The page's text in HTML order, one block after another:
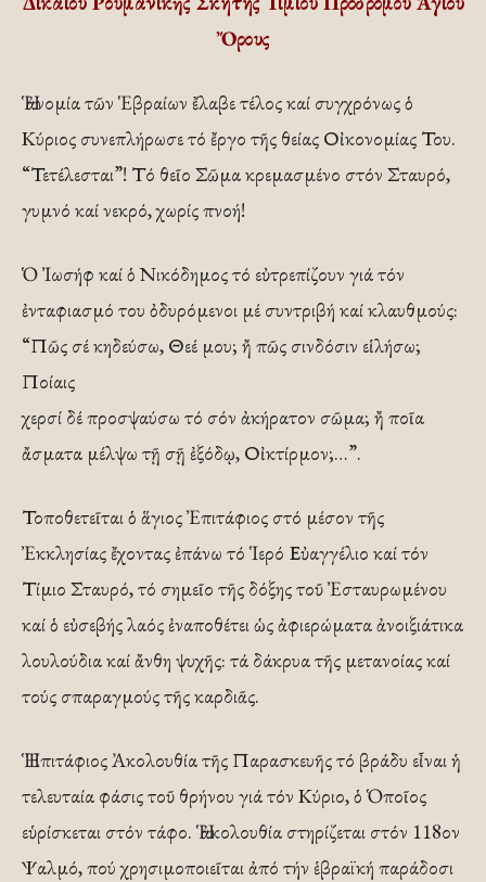
Ὄρους
Ἡ ἀνομία τῶν Ἑβραίων ἔλαβε τέλος καί συγχρόνως ὁ
Κύριος συνεπλήρωσε τό ἔργο τῆς θείας Οἰκονομίας Του.
“Τετέλεσται”! Τό θεῖο Σῶμα κρεμασμένο στόν Σταυρό,
γυμνό καί νεκρό, χωρίς πνοή!
Ὁ Ἰωσήφ καί ὁ Νικόδημος τό εὐτρεπίζουν γιά τόν
ἐνταφιασμό του ὀδυρόμενοι μέ συντριβή καί κλαυθμούς:
“Πῶς σέ κηδεύσω, Θεέ μου; ἤ πῶς σινδόσιν εἱλήσω;
Ποίαις
χερσί δέ προσψαύσω τό σόν ἀκήρατον σῶμα; ἤ ποῖα
ἄσματα μέλψω τῇ σῇ ἐξόδῳ, Οἰκτίρμον;…”.
Τοποθετεῖται ὁ ἅγιος Ἐπιτάφιος στό μέσον τῆς
Ἐκκλησίας ἔχοντας ἐπάνω τό Ἱερό Εὐαγγέλιο καί τόν
Τίμιο Σταυρό, τό σημεῖο τῆς δόξης τοῦ Ἐσταυρωμένου
καί ὁ εὐσεβής λαός ἐναποθέτει ὡς ἀφιερώματα ἀνοιξιάτικα
λουλούδια καί ἄνθη ψυχῆς: τά δάκρυα τῆς μετανοίας καί
τούς σπαραγμούς τῆς καρδιᾶς.
Ἡ Ἐπιτάφιος Ἀκολουθία τῆς Παρασκευῆς τό βράδυ εἶναι ἡ
τελευταία φάσις τοῦ θρήνου γιά τόν Κύριο, ὁ Ὁποῖος
εὑρίσκεται στόν τάφο. Ἡ ἀκολουθία στηρίζεται στόν 118ον
Ψαλμό, πού χρησιμοποιεῖται ἀπό τήν ἑβραϊκή παράδοσι